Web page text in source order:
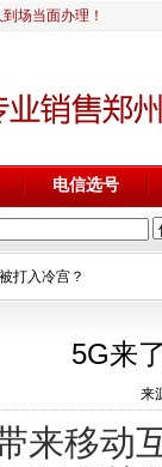
场当面办理！
电信选号
打入冷宫？
5G来
来
来移动